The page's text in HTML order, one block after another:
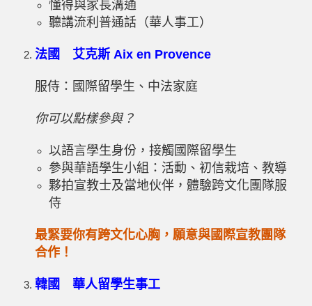
懂得與家長溝通
聽講流利普通話（華人事工）
法國 艾克斯 Aix en Provence
服侍：國際留學生、中法家庭
你可以點樣參與？
以語言學生身份，接觸國際留學生
參與華語學生小組：活動、初信栽培、教導
夥拍宣教士及當地伙伴，體驗跨文化團隊服
侍
最緊要你有跨文化心胸，願意與國際宣教團隊
合作！
韓國 華人留學生事工